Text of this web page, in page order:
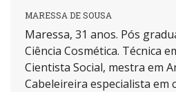
MARESSA DE SOUSA
Maressa, 31 anos. Pós
Ciência Cosmética. Técnica
Cientista Social, mestra em
Cabeleireira especialista em